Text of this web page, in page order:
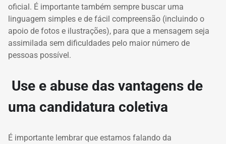
oficial. É importante também sempre buscar uma
linguagem simples e de fácil compreensão (incluindo o
apoio de fotos e ilustrações), para que a mensagem seja
assimilada sem dificuldades pelo maior número de
pessoas possível.
Use e abuse das vantagens de
uma candidatura coletiva
É importante lembrar que estamos falando da